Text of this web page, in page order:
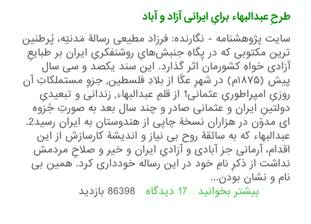
بهائيان
و
ادب
و
فرهنگ
ايرانی
برای
بهائيان
طرحِ عبدالبهاء برایِ ایرانی آزاد و آباد
سایت پژوهشنامه - نگارنده: فرزاد مطیعی رسالۀ مَدنیّه، پُرطنین
ترین مکتوبی که در پِگاهِ جنبش‌هایِ روشنفکریِ ایران بر طبایعِ
آزادی خواهِ کشورمان اثر گذارد. این سند یکصد و سی سال
پیش (۱۸۷۵م) در شهرِ عکّا از بلادِ فلسطین٬ جزوِ مستملکاتِ آن
روزیِ امپراطوریِ عثمانی1 از قلمِ عبدالبهاء٬ زندانی و تبعیدیِ
دولتینِ ایران و عثمانی صادر و چند سال بعد به صورتِ جُزوه
ای مدوّن در هزاران نسخۀ چاپی از هندوستان به ایران رسید2.
عبدالبهاء که به سائقۀ روح بی نیاز و اندیشۀ کارسازش از این
اقدام، آرمانی جز آبادی و آزادیِ ایران و خیر و صلاحِ مردمش
نداشت از ذکرِ نامِ خود در این رساله خودداری کرد. همین بی
نام و نشان بودن...
بیشتر بخوانید درباره
17 دیدگاه 86398 بازدید